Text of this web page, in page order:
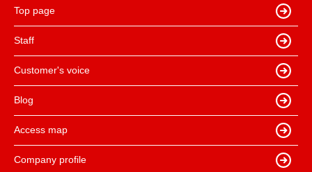
Top page
Staff
Customer's voice
Blog
Access map
Company profile